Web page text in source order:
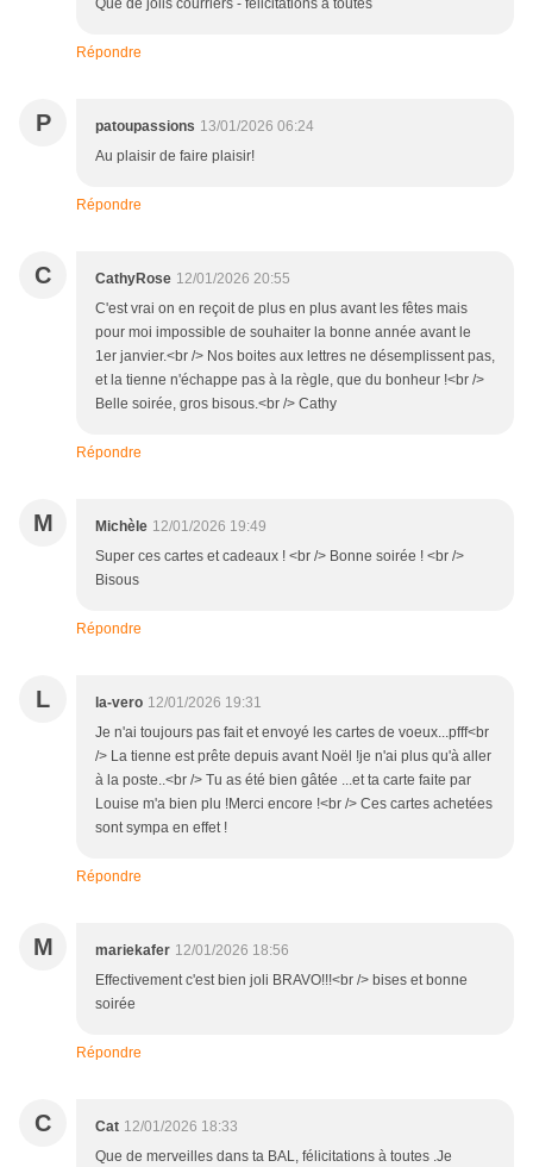
Que de jolis courriers - félicitations à toutes
Répondre
P patoupassions 13/01/2026 06:24
Au plaisir de faire plaisir!
Répondre
C CathyRose 12/01/2026 20:55
C'est vrai on en reçoit de plus en plus avant les fêtes mais
pour moi impossible de souhaiter la bonne année avant le
1er janvier.<br /> Nos boites aux lettres ne désemplissent pas,
et la tienne n'échappe pas à la règle, que du bonheur !<br />
Belle soirée, gros bisous.<br /> Cathy
Répondre
M Michèle 12/01/2026 19:49
Super ces cartes et cadeaux ! <br /> Bonne soirée ! <br />
Bisous
Répondre
L la-vero 12/01/2026 19:31
Je n'ai toujours pas fait et envoyé les cartes de voeux...pfff<br
/> La tienne est prête depuis avant Noël !je n'ai plus qu'à aller
à la poste..<br /> Tu as été bien gâtée ...et ta carte faite par
Louise m'a bien plu !Merci encore !<br /> Ces cartes achetées
sont sympa en effet !
Répondre
M mariekafer 12/01/2026 18:56
Effectivement c'est bien joli BRAVO!!!<br /> bises et bonne
soirée
Répondre
C Cat 12/01/2026 18:33
Que de merveilles dans ta BAL, félicitations à toutes .Je